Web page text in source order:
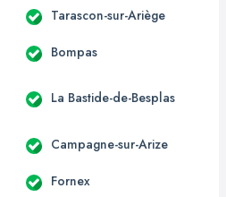
Tarascon-sur-Ariège
Bompas
La Bastide-de-Besplas
Campagne-sur-Arize
Fornex